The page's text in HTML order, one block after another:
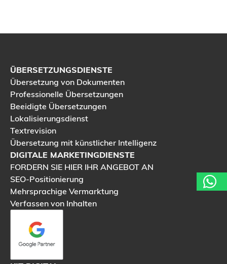
ÜBERSETZUNGSDIENSTE
Übersetzung von Dokumenten
Professionelle Übersetzungen
Beeidigte Übersetzungen
Lokalisierungsdienst
Textrevision
Übersetzung mit künstlicher Intelligenz
DIGITALE MARKETINGDIENSTE
FORDERN SIE HIER IHR ANGEBOT AN
SEO-Positionierung
Mehrsprachige Vermarktung
Verfassen von Inhalten